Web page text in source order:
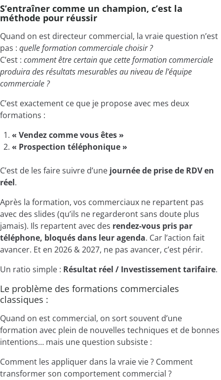
S’entraîner comme un champion, c’est la
méthode pour réussir
Quand on est directeur commercial, la vraie question n’est
pas : quelle formation commerciale choisir ?
C’est : comment être certain que cette formation commerciale
produira des résultats mesurables au niveau de l’équipe
commerciale ?
C’est exactement ce que je propose avec mes deux
formations :
« Vendez comme vous êtes »
« Prospection téléphonique »
C’est de les faire suivre d’une journée de prise de RDV en
réel.
Après la formation, vos commerciaux ne repartent pas
avec des slides (qu’ils ne regarderont sans doute plus
jamais). Ils repartent avec des rendez-vous pris par
téléphone, bloqués dans leur agenda. Car l’action fait
avancer. Et en 2026 & 2027, ne pas avancer, c’est périr.
Un ratio simple : Résultat réel / Investissement tarifaire.
Le problème des formations commerciales
classiques :
Quand on est commercial, on sort souvent d’une
formation avec plein de nouvelles techniques et de bonnes
intentions… mais une question subsiste :
Comment les appliquer dans la vraie vie ? Comment
transformer son comportement commercial ?